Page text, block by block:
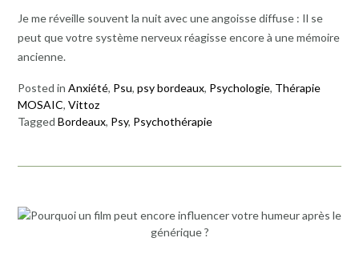
Je me réveille souvent la nuit avec une angoisse diffuse : Il se
peut que votre système nerveux réagisse encore à une mémoire
ancienne.
Posted in Anxiété, Psu, psy bordeaux, Psychologie, Thérapie
MOSAIC, Vittoz
Tagged Bordeaux, Psy, Psychothérapie